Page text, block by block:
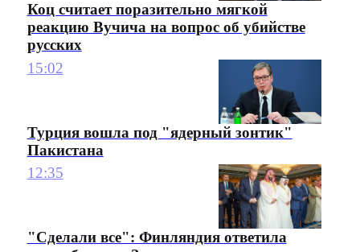
Коц считает поразительно мягкой
реакцию Вучича на вопрос об убийстве
русских
15:02
Турция вошла под "ядерный зонтик"
Пакистана
12:35
"Сделали все": Финляндия ответила